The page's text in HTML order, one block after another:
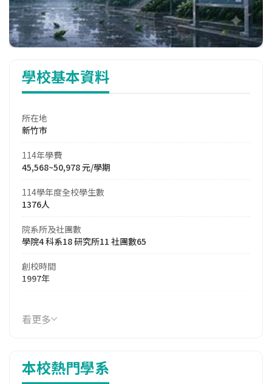
學校基本資料
所在地
新竹市
114年學費
45,568~50,978 元/學期
114學年度全校學生數
1376人
院系所及社團數
學院4 科系18 研究所11 社團數65
創校時間
1997年
12.14
113學年度雙聯學位合作校數
看更多
本校熱門學系